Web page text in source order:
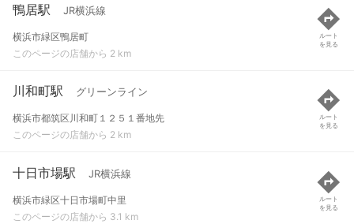
鴨居駅 JR横浜線
横浜市緑区鴨居町
このページの店舗から 2 km
ルート
を見る
川和町駅 グリーンライン
横浜市都筑区川和町１２５１番地先
このページの店舗から 2 km
ルート
を見る
十日市場駅 JR横浜線
横浜市緑区十日市場町中里
このページの店舗から 3.1 km
ルート
を見る